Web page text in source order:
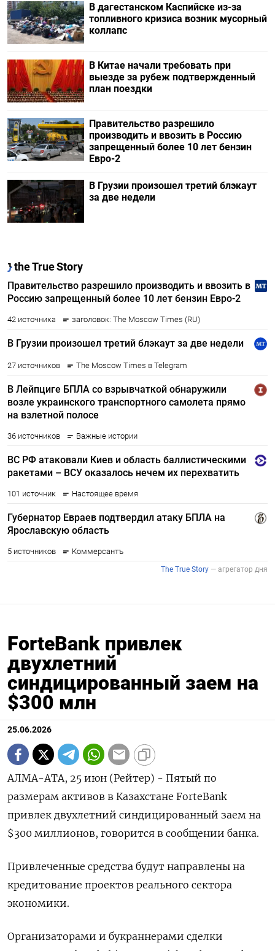
В дагестанском Каспийске из-за
топливного кризиса возник мусорный
коллапс
В Китае начали требовать при
выезде за рубеж подтвержденный
план поездки
Правительство разрешило
производить и ввозить в Россию
запрещенный более 10 лет бензин
Евро-2
В Грузии произошел третий блэкаут
за две недели
ForteBank привлек
двухлетний
синдицированный заем на
$300 млн
25.06.2026
АЛМА-АТА, 25 июн (Рейтер) - Пятый по
размерам активов в Казахстане ‌ForteBank
привлек двухлетний синдицированный заем на
$300 миллионов, говорится в ​сообщении ​банка.
Привлеченные ​средства будут направлены ⁠на
кредитование проектов ‌реального сектора
экономики.
Организаторами ‌и букраннерами сделки